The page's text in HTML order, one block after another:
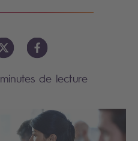
minutes de lecture